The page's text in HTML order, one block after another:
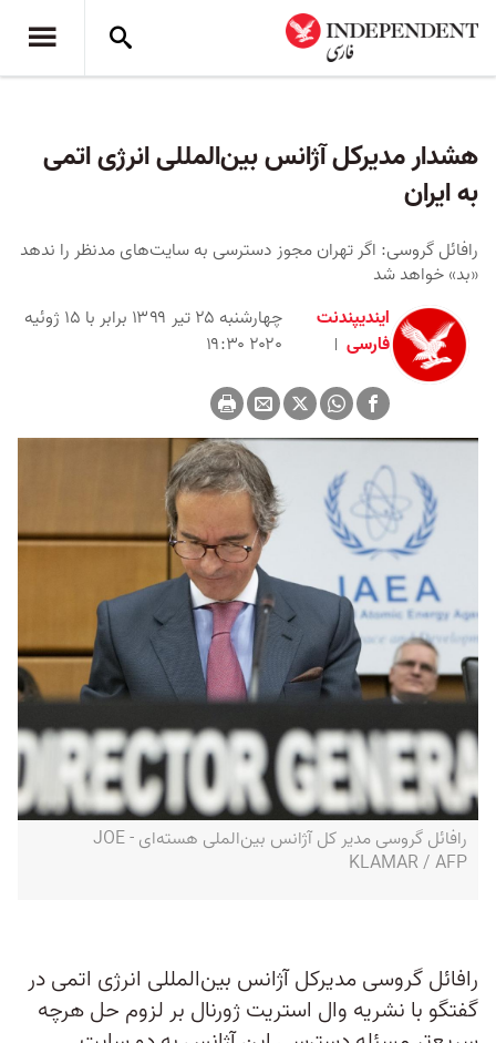
هشدار مدیرکل آژانس بین‌المللی انرژی اتمی
به ایران
رافائل گروسی: اگر تهران مجوز دسترسی به سایت‌های مدنظر را ندهد
«بد» خواهد شد
ایندیپندنت
فارسی
چهارشنبه ۲۵ تیر ۱۳۹۹ برابر با ۱۵ ژوئیه
۲۰۲۰ ۱۹:۳۰
رافائل گروسی مدیر کل آژانس بین‌الملی هسته‌ای - JOE
KLAMAR / AFP
رافائل گروسی مدیرکل آژانس بین‌المللی انرژی اتمی در
گفتگو با نشریه وال استریت ژورنال بر لزوم حل هرچه